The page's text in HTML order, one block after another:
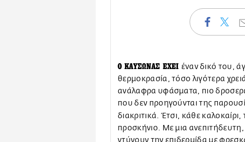
Ο ΚΑΥΣΩΝΑΣ ΕΧΕΙ έναν δικό του,
θερμοκρασία, τόσο λιγότερα
ανάλαφρα υφάσματα, πιο
που δεν προηγούνται της
διακριτικά. Έτσι, κάθε καλοκαίρι,
προσκήνιο. Με μια
ντύνουν την επιδερμίδα με